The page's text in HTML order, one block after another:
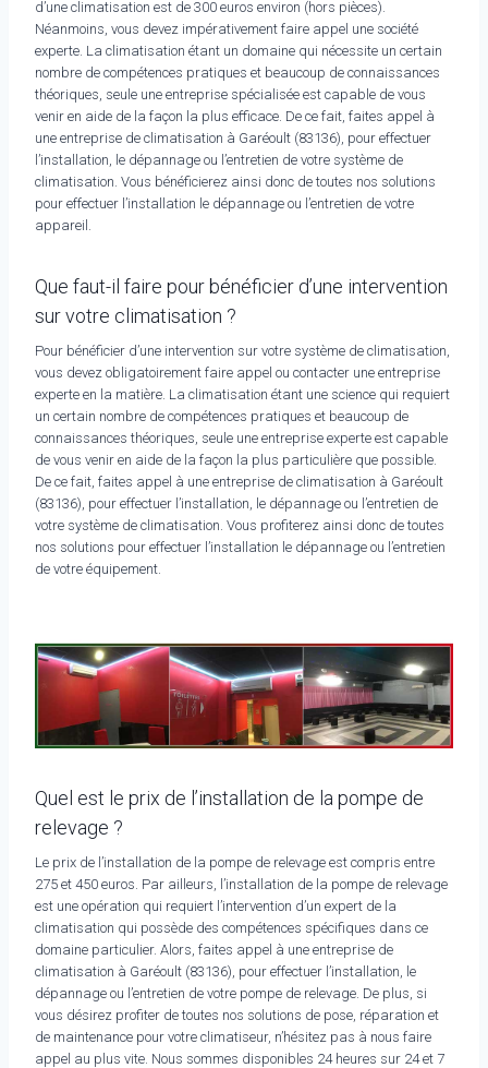
d’une climatisation est de 300 euros environ (hors pièces).
Néanmoins, vous devez impérativement faire appel une société
experte. La climatisation étant un domaine qui nécessite un certain
nombre de compétences pratiques et beaucoup de connaissances
théoriques, seule une entreprise spécialisée est capable de vous
venir en aide de la façon la plus efficace. De ce fait, faites appel à
une entreprise de climatisation à Garéoult (83136), pour effectuer
l’installation, le dépannage ou l’entretien de votre système de
climatisation. Vous bénéficierez ainsi donc de toutes nos solutions
pour effectuer l’installation le dépannage ou l’entretien de votre
appareil.
Que faut-il faire pour bénéficier d’une intervention
sur votre climatisation ?
Pour bénéficier d’une intervention sur votre système de climatisation,
vous devez obligatoirement faire appel ou contacter une entreprise
experte en la matière. La climatisation étant une science qui requiert
un certain nombre de compétences pratiques et beaucoup de
connaissances théoriques, seule une entreprise experte est capable
de vous venir en aide de la façon la plus particulière que possible.
De ce fait, faites appel à une entreprise de climatisation à Garéoult
(83136), pour effectuer l’installation, le dépannage ou l’entretien de
votre système de climatisation. Vous profiterez ainsi donc de toutes
nos solutions pour effectuer l’installation le dépannage ou l’entretien
de votre équipement.
Quel est le prix de l’installation de la pompe de
relevage ?
Le prix de l’installation de la pompe de relevage est compris entre
275 et 450 euros. Par ailleurs, l’installation de la pompe de relevage
est une opération qui requiert l’intervention d’un expert de la
climatisation qui possède des compétences spécifiques dans ce
domaine particulier. Alors, faites appel à une entreprise de
climatisation à Garéoult (83136), pour effectuer l’installation, le
dépannage ou l’entretien de votre pompe de relevage. De plus, si
vous désirez profiter de toutes nos solutions de pose, réparation et
de maintenance pour votre climatiseur, n’hésitez pas à nous faire
appel au plus vite. Nous sommes disponibles 24 heures sur 24 et 7